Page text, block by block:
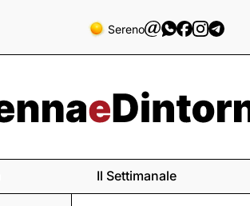
Sereno
Il Settimanale